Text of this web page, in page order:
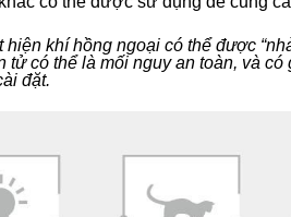
hiện khí hồng ngoại có thể được
tử có thể là mối nguy an toàn, và
đặt.